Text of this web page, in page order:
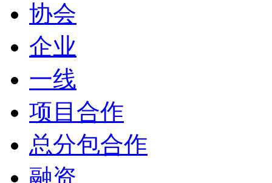
协会
企业
一线
项目合作
总分包合作
融资